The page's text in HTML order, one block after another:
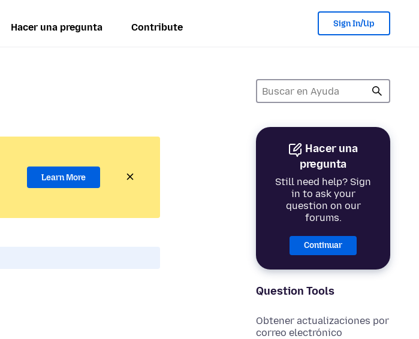
Hacer una pregunta Contribute Sign In/Up
Hacer una
pregunta
Still need help? Sign
in to ask your
question on our
forums.
Continuar
Question Tools
Obtener actualizaciones por
correo electrónico
Learn More